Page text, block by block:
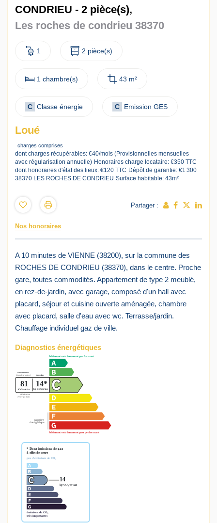
CONDRIEU - 2 pièce(s),
Les roches de condrieu 38370
1 2 pièce(s)
1 chambre(s) 43 m²
C Classe énergie C Emission GES
Loué
charges comprises
dont charges récupérables: €40/mois (Provisionnelles mensuelles
avec régularisation annuelle) Honoraires charge locataire: €350 TTC
dont honoraires d'état des lieux: €120 TTC Dépôt de garantie: €1 300
38370 LES ROCHES DE CONDRIEU Surface habitable: 43m²
Partager :
Nos honoraires
A 10 minutes de VIENNE (38200), sur la commune des
ROCHES DE CONDRIEU (38370), dans le centre. Proche
gare, toutes commodités. Appartement de type 2 meublé,
en rez-de-jardin, avec garage, composé d'un hall avec
placard, séjour et cuisine ouverte aménagée, chambre
avec placard, salle d'eau avec wc. Terrasse/jardin.
Chauffage individuel gaz de ville.
Diagnostics énergétiques